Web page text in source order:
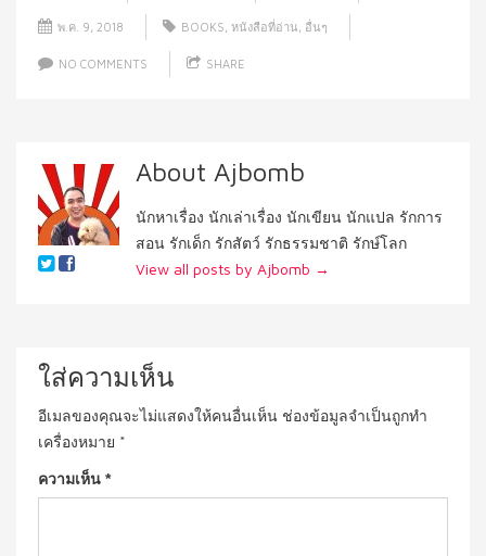
พ.ค. 9, 2018 BOOKS หนังสือที่อ่าน อื่นๆ
NO COMMENTS SHARE
About Ajbomb
นักหาเรื่อง นักเล่าเรื่อง นักเขียน นักแปล รักการ
สอน รักเด็ก รักสัตว์ รักธรรมชาติ รักษ์โลก
View all posts by Ajbomb →
ใส่ความเห็น
อีเมลของคุณจะไม่แสดงให้คนอื่นเห็น ช่องข้อมูลจำเป็นถูกทำ
เครื่องหมาย *
ความเห็น *